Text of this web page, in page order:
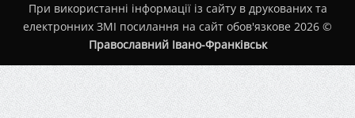
При використанні інформації із сайту в друкованих та
електронних ЗМІ посилання на сайт обов'язкове 2026 ©
Православний Івано-Франківськ